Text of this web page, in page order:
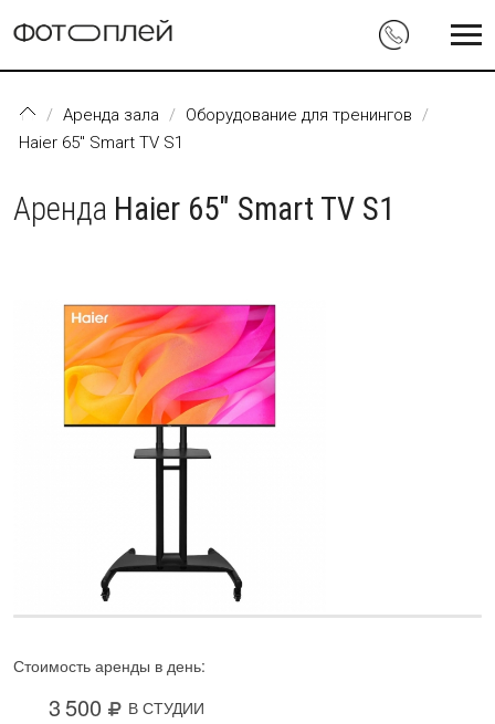
Аренда зала
Оборудование для тренингов
Haier 65" Smart TV S1
Аренда Haier 65" Smart TV S1
Стоимость аренды в день:
3 500 В СТУДИИ